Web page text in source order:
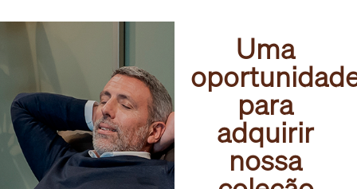
Uma
para
adquirir
nossa